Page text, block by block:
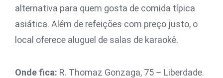
alternativa para quem gosta de comida típica
asiática. Além de refeições com preço justo, o
local oferece aluguel de salas de karaokê.
Onde fica: R. Thomaz Gonzaga, 75 – Liberdade.